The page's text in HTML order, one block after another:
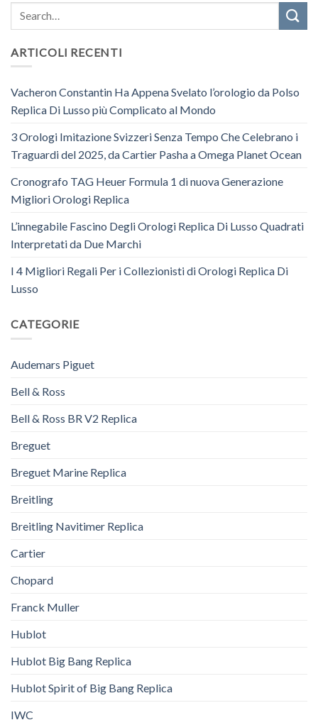
ARTICOLI RECENTI
Vacheron Constantin Ha Appena Svelato l’orologio da Polso
Replica Di Lusso più Complicato al Mondo
3 Orologi Imitazione Svizzeri Senza Tempo Che Celebrano i
Traguardi del 2025, da Cartier Pasha a Omega Planet Ocean
Cronografo TAG Heuer Formula 1 di nuova Generazione
Migliori Orologi Replica
L’innegabile Fascino Degli Orologi Replica Di Lusso Quadrati
Interpretati da Due Marchi
I 4 Migliori Regali Per i Collezionisti di Orologi Replica Di
Lusso
CATEGORIE
Audemars Piguet
Bell & Ross
Bell & Ross BR V2 Replica
Breguet
Breguet Marine Replica
Breitling
Breitling Navitimer Replica
Cartier
Chopard
Franck Muller
Hublot
Hublot Big Bang Replica
Hublot Spirit of Big Bang Replica
IWC